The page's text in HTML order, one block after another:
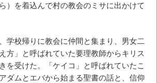
）を着込んで村の教会のミサに出かけて
学校帰りに教会に仲間と集まり、男女二
方」と呼ばれていた要理教師からキリス
を受けた。「ケイコ」と呼ばれていたこ
ダムとエバから始まる聖書の話と、信仰